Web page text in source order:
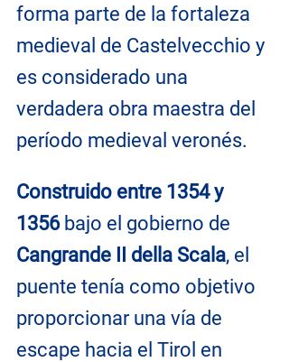
forma parte de la fortaleza
medieval de Castelvecchio y
es considerado una
verdadera obra maestra del
período medieval veronés.
Construido entre 1354 y
1356 bajo el gobierno de
Cangrande II della Scala, el
puente tenía como objetivo
proporcionar una vía de
escape hacia el Tirol en